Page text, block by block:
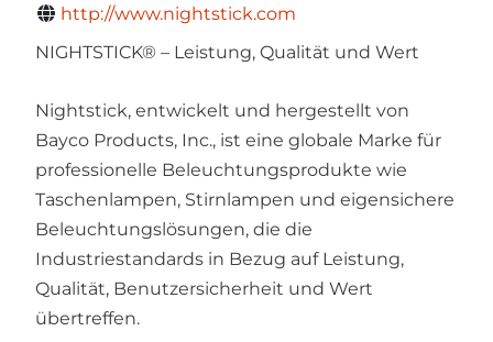
http://www.nightstick.com
NIGHTSTICK® – Leistung, Qualität und Wert
Nightstick, entwickelt und hergestellt von
Bayco Products, Inc., ist eine globale Marke für
professionelle Beleuchtungsprodukte wie
Taschenlampen, Stirnlampen und eigensichere
Beleuchtungslösungen, die die
Industriestandards in Bezug auf Leistung,
Qualität, Benutzersicherheit und Wert
übertreffen.